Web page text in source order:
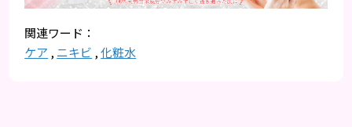
ケア , ニキビ ,化粧水